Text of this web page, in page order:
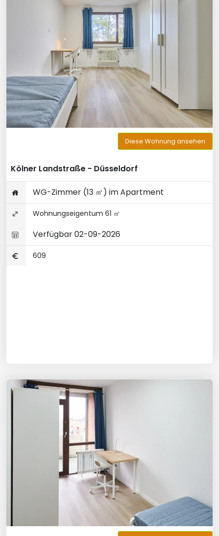
Diese Wohnung ansehen
Kölner Landstraße - Düsseldorf
WG-Zimmer (13 ㎡) im Apartment
Wohnungseigentum 61 ㎡
Verfügbar 02-09-2026
609